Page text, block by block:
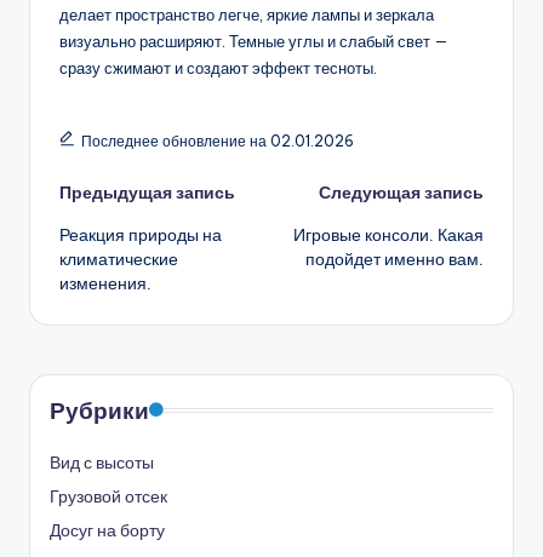
делает пространство легче, яркие лампы и зеркала
визуально расширяют. Темные углы и слабый свет —
сразу сжимают и создают эффект тесноты.
Последнее обновление на 02.01.2026
Навигация
записи
Предыдущая запись
Реакция природы на
климатические
изменения.
Следующая запись
Игровые консоли. Какая
подойдет именно вам.
Рубрики
Вид с высоты
Грузовой отсек
Досуг на борту